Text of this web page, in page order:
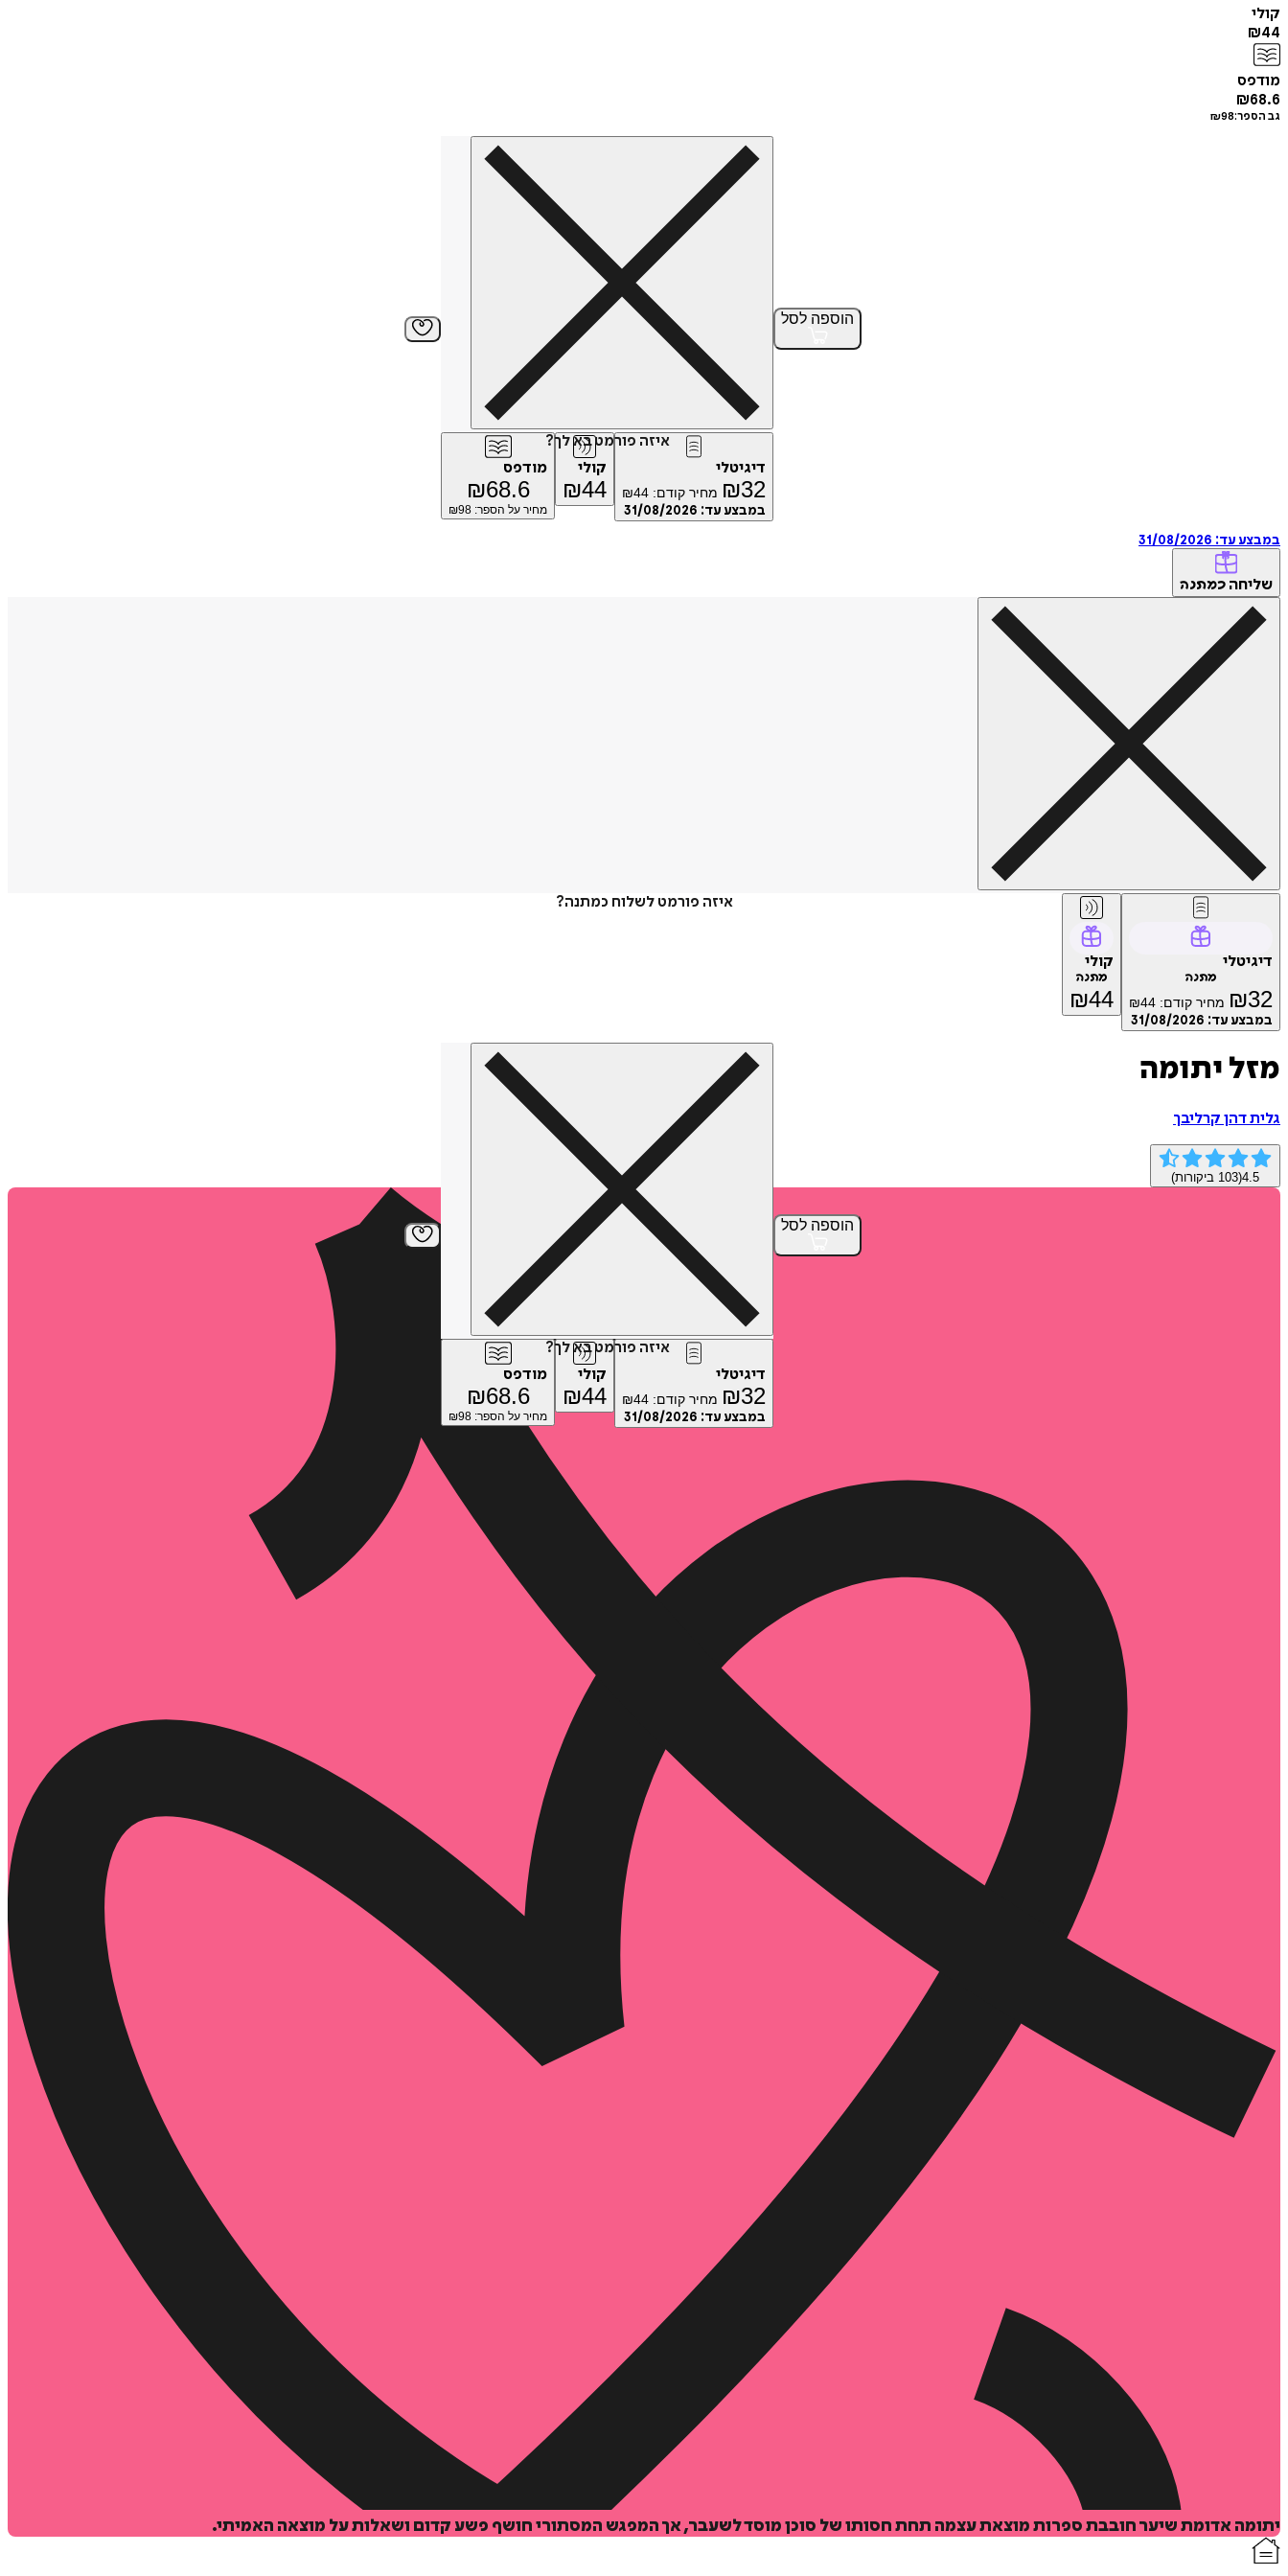
קולי
₪44
מודפס
₪68.6
גב הספר: ₪98
הוספה לסל
איזה פורמט בא לך?
דיגיטלי
₪32 מחיר קודם: ₪44
במבצע עד: 31/08/2026
קולי
₪44
מודפס
₪68.6
מחיר על הספר: ₪ 98
במבצע עד: 31/08/2026
שליחה כמתנה
איזה פורמט לשלוח כמתנה?
דיגיטלי
מתנה
₪32 מחיר קודם: ₪44
במבצע עד: 31/08/2026
קולי
מתנה
₪44
הוספה לסל
איזה פורמט בא לך?
דיגיטלי
₪32 מחיר קודם: ₪44
במבצע עד: 31/08/2026
קולי
₪44
מודפס
₪68.6
מחיר על הספר: ₪ 98
מזל יתומה
גלית דהן קרליבך
4.5
(
103 ביקורות)
יתומה אדומת שיער חובבת ספרות מוצאת עצמה תחת חסותו של סוכן מוסד לשעבר, אך המפגש המסתורי חושף פשע קדום ושאלות על מוצאה האמיתי.